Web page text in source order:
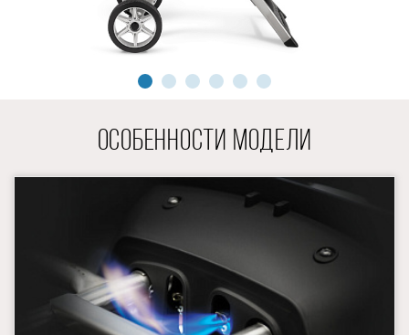
ОСОБЕННОСТИ МОДЕЛИ